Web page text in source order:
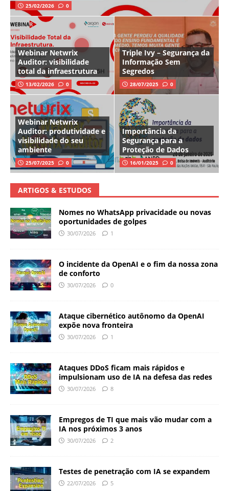
25/02/2026 0
Webinar Netwrix
Auditor: visibilidade
total da infraestrutura
13/02/2026 0
Triple Ivy – Segurança da
Informação Sem
Segredos
28/07/2025 0
Webinar Netwrix
Auditor: produtividade e
visibilidade do seu
ambiente
25/07/2025 0
Importância da
Segurança para a
Proteção de Dados
16/01/2025 0
ARTIGOS & ESTUDOS
Nomes no WhatsApp privacidade ou novas
oportunidades de golpes
30/07/2026 1
O incidente da OpenAI e o fim da nossa zona
de conforto
30/07/2026 0
Ataque cibernético autônomo da OpenAI
expõe nova fronteira
30/07/2026 1
Ataques DDoS ficam mais rápidos e
impulsionam uso de IA na defesa das redes
30/07/2026 8
Empregos de TI que mais vão mudar com a
IA nos próximos 3 anos
30/07/2026 2
Testes de penetração com IA se expandem
22/07/2026 5